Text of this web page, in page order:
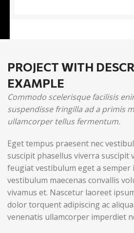
PROJECT WITH
EXAMPLE
Commodo scelerisque facilisis
suspendisse fringilla ad a primis
ullamcorper tellus fermentum.
Eget tempus praesent nec
suscipit phasellus viverra suscipit
feugiat vestibulum eget a semper
vestibulum maecenas convallis
vivamus et. Nascetur laoreet
dolor torquent adipiscing ac
venenatis ullamcorper imperdiet